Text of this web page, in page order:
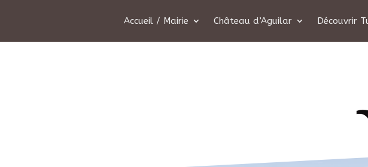
Accueil / Mairie Château d’Aguilar Découvrir